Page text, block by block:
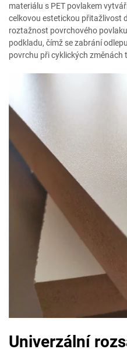
materiálu s PET povlakem
celkovou estetickou přitažlivost
roztažnost povrchového
podkladu, čímž se zabrání
povrchu při cyklických změnách
Univerzální